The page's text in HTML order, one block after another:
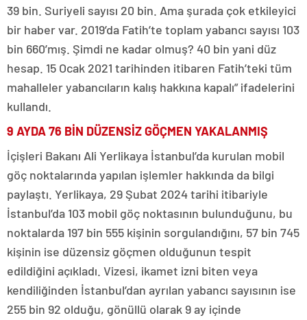
39 bin. Suriyeli sayısı 20 bin. Ama şurada çok etkileyici
bir haber var. 2019’da Fatih’te toplam yabancı sayısı 103
bin 660’mış. Şimdi ne kadar olmuş? 40 bin yani düz
hesap. 15 Ocak 2021 tarihinden itibaren Fatih’teki tüm
mahalleler yabancıların kalış hakkına kapalı” ifadelerini
kullandı.
9 AYDA 76 BİN DÜZENSİZ GÖÇMEN YAKALANMIŞ
İçişleri Bakanı Ali Yerlikaya İstanbul’da kurulan mobil
göç noktalarında yapılan işlemler hakkında da bilgi
paylaştı. Yerlikaya, 29 Şubat 2024 tarihi itibariyle
İstanbul’da 103 mobil göç noktasının bulunduğunu, bu
noktalarda 197 bin 555 kişinin sorgulandığını, 57 bin 745
kişinin ise düzensiz göçmen olduğunun tespit
edildiğini açıkladı. Vizesi, ikamet izni biten veya
kendiliğinden İstanbul’dan ayrılan yabancı sayısının ise
255 bin 92 olduğu, gönüllü olarak 9 ay içinde